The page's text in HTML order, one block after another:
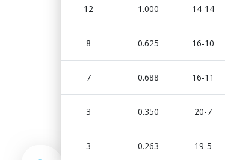
12 1.000 14-14
8 0.625 16-10
7 0.688 16-11
3 0.350 20-7
3 0.263 19-5